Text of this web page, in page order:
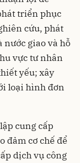
triển phục
cứu, phát
giao và hỗ
vực tư nhân
yếu; xây
loại hình đơn
cung cấp
đảm cơ chế để
dịch vụ công